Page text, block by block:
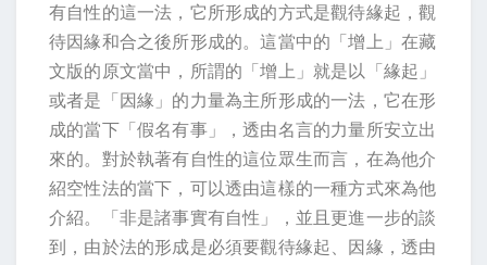
有自性的這一法，它所形成的方式是觀待緣起，觀
待因緣和合之後所形成的。這當中的「增上」在藏
文版的原文當中，所謂的「增上」就是以「緣起」
或者是「因緣」的力量為主所形成的一法，它在形
成的當下「假名有事」，透由名言的力量所安立出
來的。對於執著有自性的這位眾生而言，在為他介
紹空性法的當下，可以透由這樣的一種方式來為他
介紹。「非是諸事實有自性」，並且更進一步的談
到，由於法的形成是必須要觀待緣起、因緣，透由